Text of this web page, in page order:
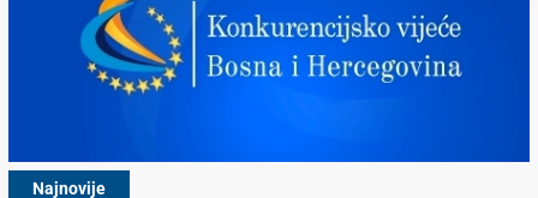
Najnovije